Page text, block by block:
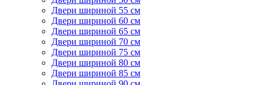
Двери шириной 55 см
Двери шириной 60 см
Двери шириной 65 см
Двери шириной 70 см
Двери шириной 75 см
Двери шириной 80 см
Двери шириной 85 см